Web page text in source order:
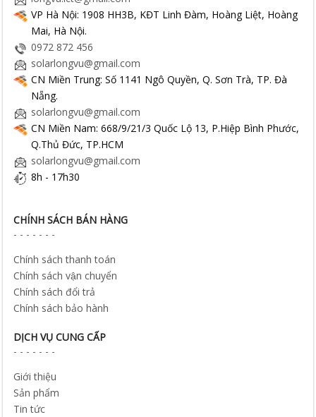
VP Hà Nội: 1908 HH3B, KĐT Linh Đàm, Hoàng Liệt, Hoàng
Mai, Hà Nội.
0972 872 456
solarlongvu@gmail.com
CN Miền Trung: Số 1141 Ngô Quyền, Q. Sơn Trà, TP. Đà
Nẵng.
solarlongvu@gmail.com
CN Miền Nam: 668/9/21/3 Quốc Lộ 13, P.Hiệp Bình Phước,
Q.Thủ Đức, TP.HCM
solarlongvu@gmail.com
8h - 17h30
CHÍNH SÁCH BÁN HÀNG
Chính sách thanh toán
Chính sách vận chuyển
Chính sách đổi trả
Chính sách bảo hành
DỊCH VỤ CUNG CẤP
Giới thiệu
Sản phẩm
Tin tức